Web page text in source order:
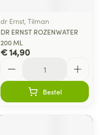
dr Ernst, Tilman
DR ERNST ROZENWATER
200 ML
€ 14,90
Bestel